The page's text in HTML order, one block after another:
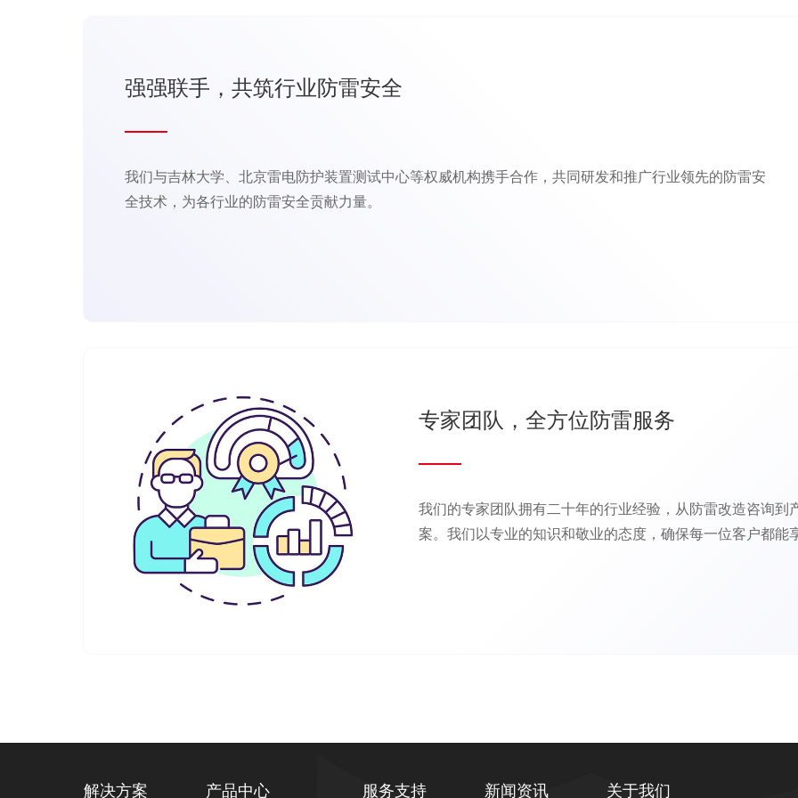
强强联手，共筑行业防雷安全
我们与吉林大学、北京雷电防护装置测试中心等权威机构携手合作，共同研发和推广行业领先的防雷安
全技术，为各行业的防雷安全贡献力量。
专家团队，全方位防雷服务
我们的专家团队拥有二十年的行业经验，从防雷改造咨询到
案。我们以专业的知识和敬业的态度，确保每一位客户都能
解决方案 产品中心 服务支持 新闻资讯 关于我们